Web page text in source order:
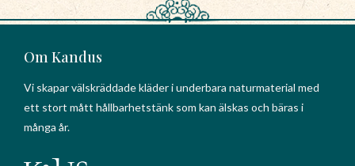
Om Kandus
Vi skapar välskräddade kläder i underbara naturmaterial med
ett stort mått hållbarhetstänk som kan älskas och bäras i
många år.